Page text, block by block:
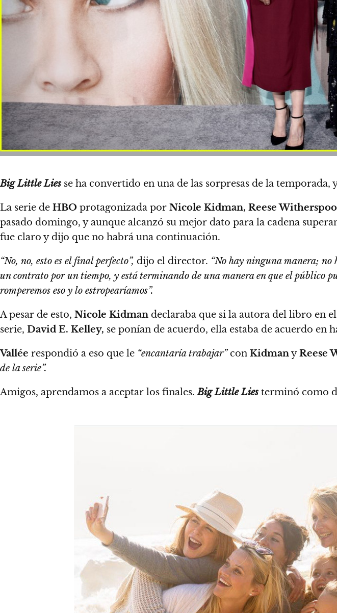
Big Little Lies se ha convertido en una de las sorpresas de la
La serie de HBO protagonizada por Nicole Kidman, Reese
pasado domingo, y aunque alcanzó su mejor dato para la cadena
fue claro y dijo que no habrá una continuación.
“No, no, esto es el final perfecto”, dijo el director. “No hay ninguna manera; no
un contrato por un tiempo, y está terminando de una manera en que el público
romperemos eso y lo estropearíamos”.
A pesar de esto, Nicole Kidman declaraba que si la autora del libro en el
serie, David E. Kelley, se ponían de acuerdo, ella estaba de acuerdo en
Vallée respondió a eso que le “encantaría trabajar”con KidmanyReese
de la serie”.
Amigos, aprendamos a aceptar los finales.Big Little Lies terminó como